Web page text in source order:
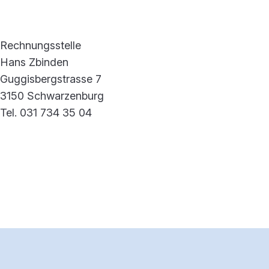
Rechnungsstelle
Hans Zbinden
Guggisbergstrasse 7
3150 Schwarzenburg
Tel. 031 734 35 04